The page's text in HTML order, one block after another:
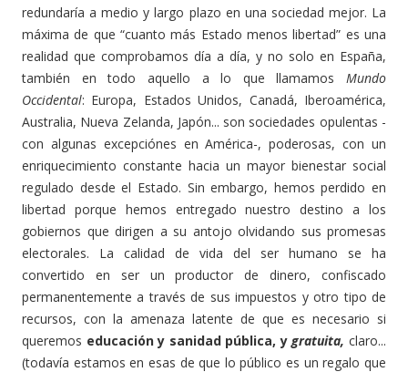
redundaría a medio y largo plazo en una sociedad mejor. La
máxima de que “cuanto más Estado menos libertad” es una
realidad que comprobamos día a día, y no solo en España,
también en todo aquello a lo que llamamos Mundo
Occidental: Europa, Estados Unidos, Canadá, Iberoamérica,
Australia, Nueva Zelanda, Japón... son sociedades opulentas -
con algunas excepciónes en América-, poderosas, con un
enriquecimiento constante hacia un mayor bienestar social
regulado desde el Estado. Sin embargo, hemos perdido en
libertad porque hemos entregado nuestro destino a los
gobiernos que dirigen a su antojo olvidando sus promesas
electorales. La calidad de vida del ser humano se ha
convertido en ser un productor de dinero, confiscado
permanentemente a través de sus impuestos y otro tipo de
recursos, con la amenaza latente de que es necesario si
queremos educacióny sanidad pública, ygratuita, claro...
(todavía estamos en esas de que lo público es un regalo que